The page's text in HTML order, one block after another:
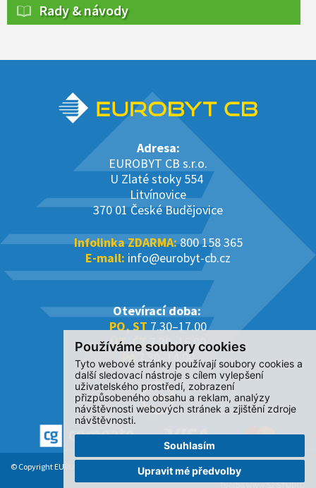
Používáme soubory cookies
Tyto webové stránky používají soubory cookies a
další sledovací nástroje s cílem vylepšení
uživatelského prostředí, zobrazení
přizpůsobeného obsahu a reklam, analýzy
návštěvnosti webových stránek a zjištění zdroje
návštěvnosti.
Souhlasím
Upravit mé předvolby
Rady & návody
Adresa:
EUROBYT CB s.r.o.
U Zlaté stoky 554
Litvínovice
370 01 České Budějovice
Infolinka ZDARMA:800 158 365
E-mail: info@eurobyt-cb.cz
Otevírací doba:
PO, ST7.30–17.00
ÚT, ČT7.30–16.00
PÁ 7.30–14.00
© Copyright EUROBYT CB s.r.o. 2017-2026. All Rights Reserved.
Tvorba www S2 STUDIO